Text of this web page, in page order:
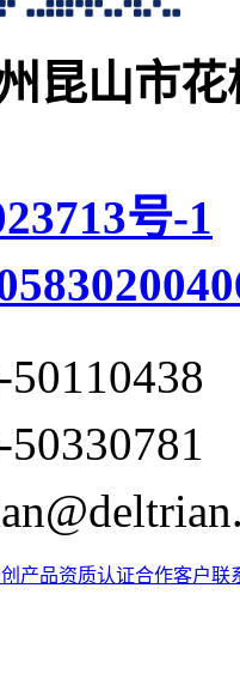
昆山市
号-1
50110438
产品资质认证合作客户联